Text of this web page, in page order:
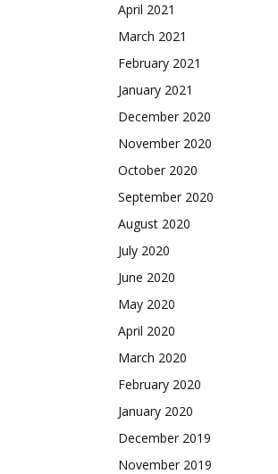
April 2021
March 2021
February 2021
January 2021
December 2020
November 2020
October 2020
September 2020
August 2020
July 2020
June 2020
May 2020
April 2020
March 2020
February 2020
January 2020
December 2019
November 2019